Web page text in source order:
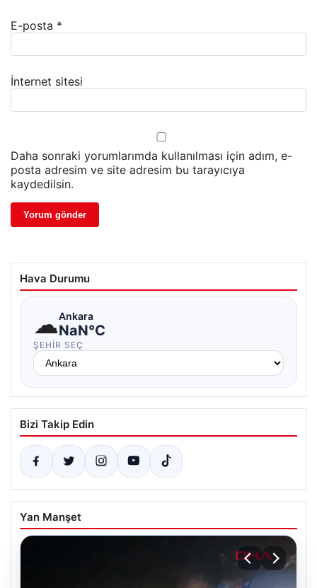
E-posta *
İnternet sitesi
Daha sonraki yorumlarımda kullanılması için adım, e-
posta adresim ve site adresim bu tarayıcıya
kaydedilsin.
Hava Durumu
☁Ankara
NaN°C
ŞEHIR SEÇ
Bizi Takip Edin
Yan Manşet